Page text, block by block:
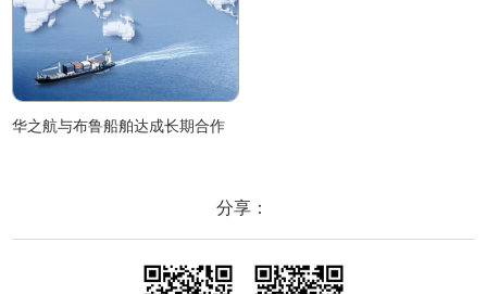
华之航与布鲁船舶达成长期合作
分享：